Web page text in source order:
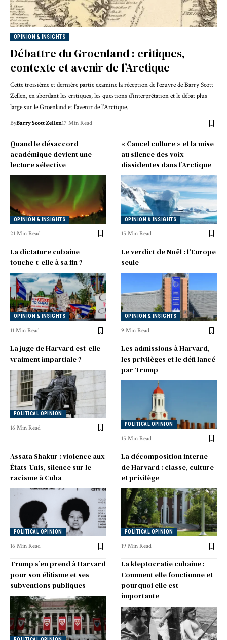
OPINION & INSIGHTS
Débattre du Groenland : critiques,
contexte et avenir de l’Arctique
Cette troisième et dernière partie examine la réception de l’œuvre de Barry Scott
Zellen, en abordant les critiques, les questions d’interprétation et le débat plus
large sur le Groenland et l’avenir de l’Arctique.
ByBarry Scott Zellen17 Min Read
Quand le désaccord
académique devient une
lecture sélective
OPINION & INSIGHTS
21 Min Read
« Cancel culture » et la mise
au silence des voix
dissidentes dans l’Arctique
OPINION & INSIGHTS
15 Min Read
La dictature cubaine
touche-t-elle à sa fin ?
OPINION & INSIGHTS
11 Min Read
Le verdict de Noël : l’Europe
seule
OPINION & INSIGHTS
9 Min Read
La juge de Harvard est-elle
vraiment impartiale ?
POLITICAL OPINION
16 Min Read
Les admissions à Harvard,
les privilèges et le défi lancé
par Trump
POLITICAL OPINION
15 Min Read
Assata Shakur : violence aux
États-Unis, silence sur le
racisme à Cuba
POLITICAL OPINION
16 Min Read
La décomposition interne
de Harvard : classe, culture
et privilège
POLITICAL OPINION
19 Min Read
Trump s’en prend à Harvard
pour son élitisme et ses
subventions publiques
La kleptocratie cubaine :
Comment elle fonctionne et
pourquoi elle est
importante